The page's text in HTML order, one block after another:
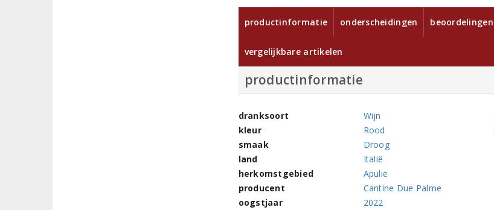
productinformatie onderscheidingen beoordelingen
vergelijkbare artikelen
productinformatie
dranksoort
Wijn
kleur
Rood
smaak
Droog
land
Italië
herkomstgebied
Apulië
producent
Cantine Due Palme
oogstjaar
2022